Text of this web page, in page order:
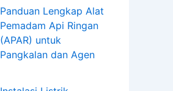
Panduan Lengkap Alat
Pemadam Api Ringan
(APAR) untuk
Pangkalan dan Agen